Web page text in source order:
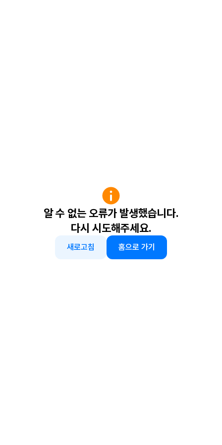
알 수 없는 오류가 발생했습니다.
다시 시도해주세요.
새로고침 홈으로 가기